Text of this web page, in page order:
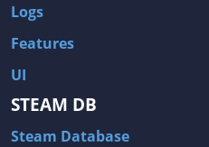
Logs
Features
UI
STEAM DB
Steam Database